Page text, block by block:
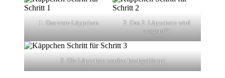
1: Das erste Läppchen
2. Das 2. Läppchern wird
ausgerollt
3. DIe Läppchen werden hochgeklappt